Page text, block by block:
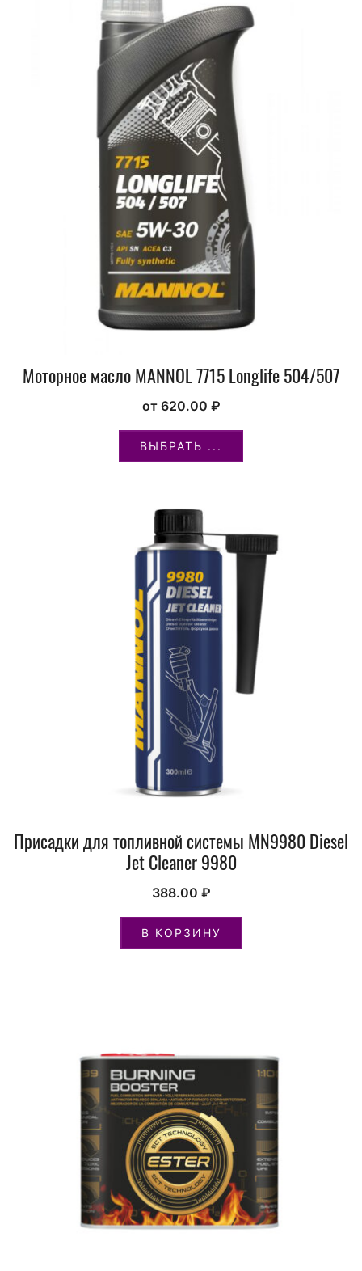
Моторное масло MANNOL 7715 Longlife 504/507
от 620.00 ₽
ВЫБРАТЬ ...
Присадки для топливной системы MN9980 Diesel
Jet Cleaner 9980
388.00 ₽
В КОРЗИНУ